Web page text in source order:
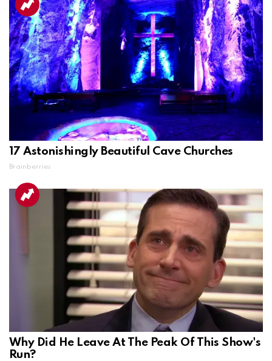
17 Astonishingly Beautiful Cave Churches
Brainberries
Why Did He Leave At The Peak Of This Show's
Run?